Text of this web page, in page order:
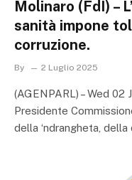
Molinaro (FdI) –
sanità impone
corruzione.
By 2 Luglio 2025
(AGENPARL) – Wed
Presidente
della ‘ndrangheta,